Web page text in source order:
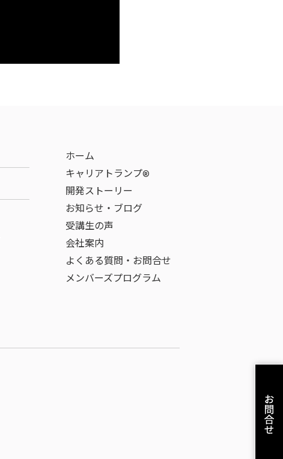
ホーム
キャリアトランプ®
開発ストーリー
お知らせ・ブログ
受講生の声
会社案内
よくある質問・お問合せ
メンバーズプログラム